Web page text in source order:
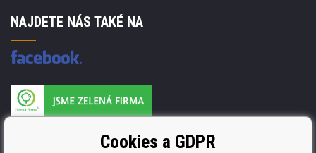
NAJDETE NÁS TAKÉ NA
ISO 9001. ISO 14001 a STMC.Cookies a GDPR